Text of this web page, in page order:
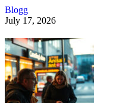
Blogg
July 17, 2026